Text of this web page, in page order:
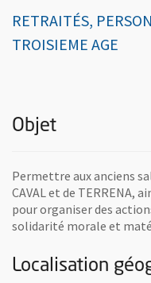
RETRAITÉS,
TROISIEME AGE
Objet
Permettre aux anciens
CAVAL et de TERRENA,
pour organiser des
solidarité morale et
Localisation